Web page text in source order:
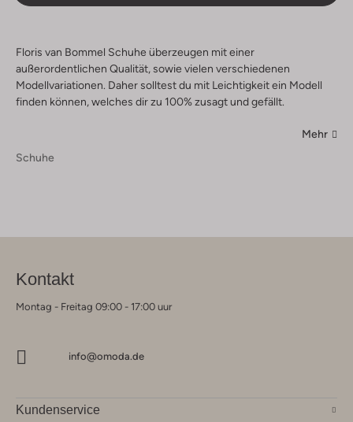
Floris van Bommel Schuhe überzeugen mit einer
außerordentlichen Qualität, sowie vielen verschiedenen
Modellvariationen. Daher solltest du mit Leichtigkeit ein Modell
finden können, welches dir zu 100% zusagt und gefällt.
Mehr
Schuhe
Kontakt
Montag - Freitag 09:00 - 17:00 uur
info@omoda.de
Kundenservice